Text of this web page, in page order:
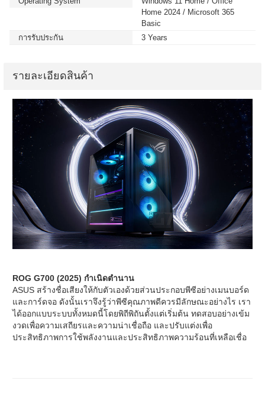
Home 2024 / Microsoft 365
Basic
การรับประกัน
3 Years
รายละเอียดสินค้า
ROG G700 (2025) กำเนิดตำนาน
ASUS สร้างชื่อเสียงให้กับตัวเองด้วยส่วนประกอบพีซีอย่างเมนบอร์ด
และการ์ดจอ ดังนั้นเราจึงรู้ว่าพีซีคุณภาพดีควรมีลักษณะอย่างไร เรา
ได้ออกแบบระบบทั้งหมดนี้โดยพิถีพิถันตั้งแต่เริ่มต้น ทดสอบอย่างเข้ม
งวดเพื่อความเสถียรและความน่าเชื่อถือ และปรับแต่งเพื่อ
ประสิทธิภาพการใช้พลังงานและประสิทธิภาพความร้อนที่เหลือเชื่อ